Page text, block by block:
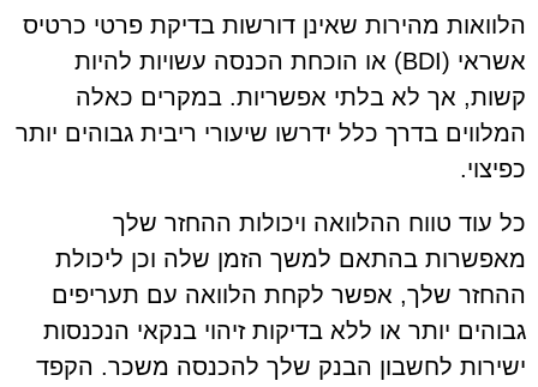
הלוואות מהירות שאינן דורשות בדיקת פרטי כרטיס
אשראי (BDI) או הוכחת הכנסה עשויות להיות
קשות, אך לא בלתי אפשריות. במקרים כאלה
המלווים בדרך כלל ידרשו שיעורי ריבית גבוהים יותר
כפיצוי.
כל עוד טווח ההלוואה ויכולות ההחזר שלך
מאפשרות בהתאם למשך הזמן שלה וכן ליכולת
ההחזר שלך, אפשר לקחת הלוואה עם תעריפים
גבוהים יותר או ללא בדיקות זיהוי בנקאי הנכנסות
ישירות לחשבון הבנק שלך להכנסה משכר. הקפד